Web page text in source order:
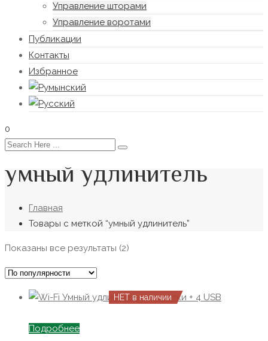
Управление шторами
Управление воротами
Публикации
Контакты
Избранное
0
умный удлинитель
Главная
Товары с меткой “умный удлинитель”
Показаны все результаты (2)
НЕТ в наличии
Подробнее